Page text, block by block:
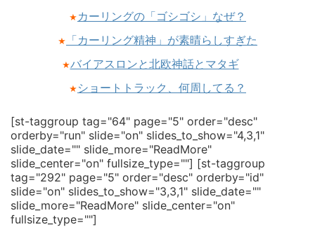
★ カーリングの「ゴシゴシ」なぜ？
★ 「カーリング精神」が素晴らしすぎた
★バイアスロンと北欧神話とマタギ
★ ショートトラック、何周してる？
[st-taggroup tag="64" page="5" order="desc"
orderby="run" slide="on" slides_to_show="4,3,1"
slide_date="" slide_more="ReadMore"
slide_center="on" fullsize_type=""] [st-taggroup
tag="292" page="5" order="desc" orderby="id"
slide="on" slides_to_show="3,3,1" slide_date=""
slide_more="ReadMore" slide_center="on"
fullsize_type=""]